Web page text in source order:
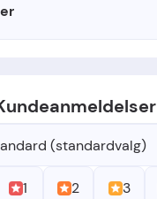
(standardvalg)
1 2 3